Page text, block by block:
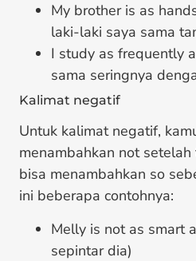
My brother is as
laki-laki saya sama
I study as frequently
sama seringnya
Kalimat negatif
Untuk kalimat negatif,
menambahkan not
bisa menambahkan so
ini beberapa contohnya:
Melly is not as smart
sepintar dia)